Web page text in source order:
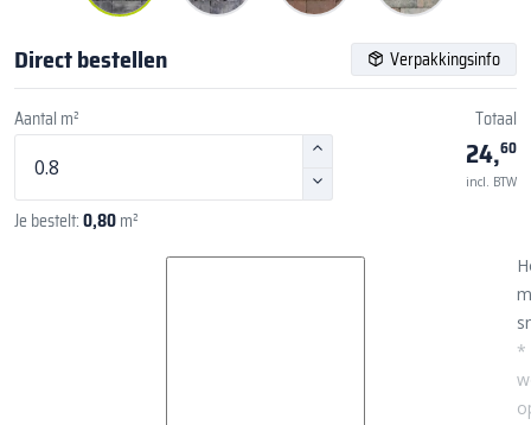
Direct bestellen Verpakkingsinfo
Aantal m²
Je bestelt:0,80m²
Totaal
24,60
incl. BTW
*